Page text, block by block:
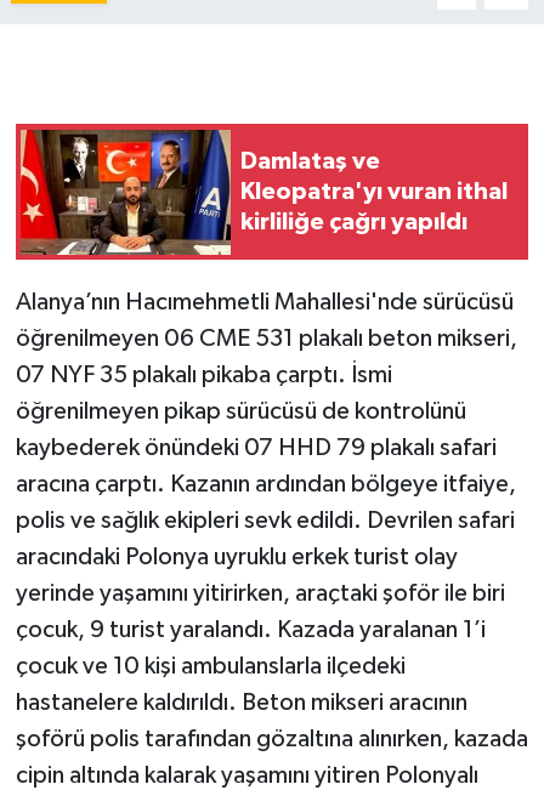
Damlataş ve
Kleopatra'yı vuran ithal
kirliliğe çağrı yapıldı
Alanya’nın Hacımehmetli Mahallesi'nde sürücüsü
öğrenilmeyen 06 CME 531 plakalı beton mikseri,
07 NYF 35 plakalı pikaba çarptı. İsmi
öğrenilmeyen pikap sürücüsü de kontrolünü
kaybederek önündeki 07 HHD 79 plakalı safari
aracına çarptı. Kazanın ardından bölgeye itfaiye,
polis ve sağlık ekipleri sevk edildi. Devrilen safari
aracındaki Polonya uyruklu erkek turist olay
yerinde yaşamını yitirirken, araçtaki şoför ile biri
çocuk, 9 turist yaralandı. Kazada yaralanan 1’i
çocuk ve 10 kişi ambulanslarla ilçedeki
hastanelere kaldırıldı. Beton mikseri aracının
şoförü polis tarafından gözaltına alınırken, kazada
cipin altında kalarak yaşamını yitiren Polonyalı